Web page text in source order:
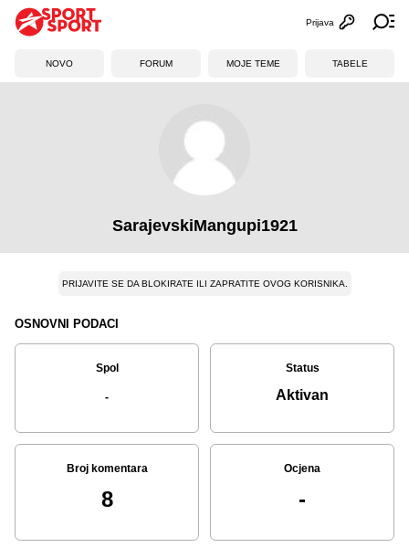
Otvori
Prijava
NOVO FORUM MOJE TEME TABELE
SarajevskiMangupi1921
PRIJAVITE SE DA BLOKIRATE ILI ZAPRATITE OVOG KORISNIKA.
OSNOVNI PODACI
Spol
-
Status
Aktivan
Broj komentara
8
Ocjena
-